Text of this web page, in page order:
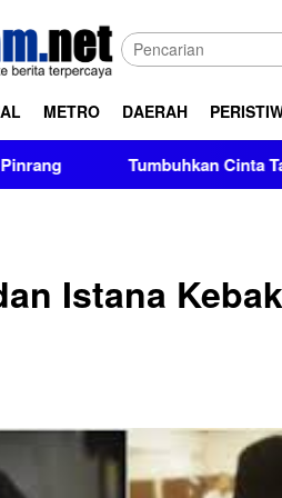
METRO DAERAH
Tumbuhkan Cinta Tanah Air,
Istana